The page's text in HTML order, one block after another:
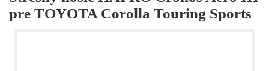
pre TOYOTA Corolla Touring Sports